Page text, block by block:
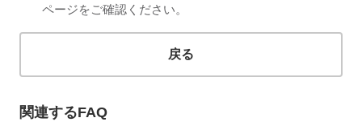
ページをご確認ください。
戻る
関連するFAQ